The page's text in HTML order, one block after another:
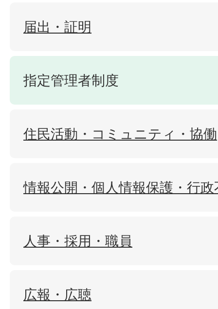
届出・証明
指定管理者制度
住民活動・コミュニティ・協働
情報公開・個人情報保護・行
人事・採用・職員
広報・広聴